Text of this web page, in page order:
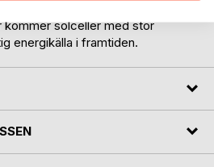
kommer solceller med stor
energikälla i framtiden.